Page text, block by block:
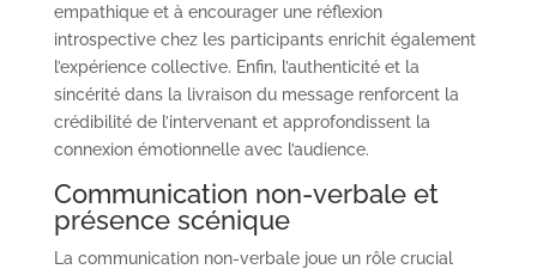
empathique et à encourager une réflexion
introspective chez les participants enrichit également
l’expérience collective. Enfin, l’authenticité et la
sincérité dans la livraison du message renforcent la
crédibilité de l’intervenant et approfondissent la
connexion émotionnelle avec l’audience.
Communication non-verbale et
présence scénique
La communication non-verbale joue un rôle crucial